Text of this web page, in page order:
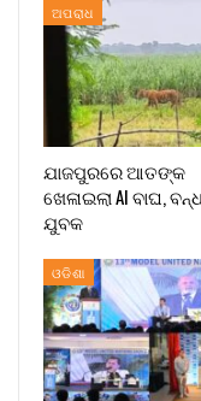
ଅପରାଧ
ଯାଜପୁରରେ ଆତଙ୍କ
ଖେଳାଇଲା AI ବାଘ,
ଯୁବକ
ଓଡିଶା